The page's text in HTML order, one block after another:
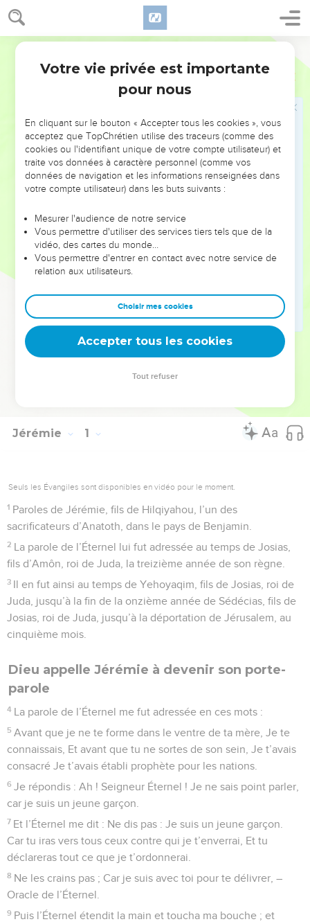
Jérémie Introduction
prophète est consulté à plusieurs reprises, sans doute dans
l’espoir de le faire changer de discours, mais son message
ne varie pas : il faut se soumettre aux Babyloniens (38.17-18).
Passant pour un traître (37.13), il est plusieurs fois
Après la chute de Jérusalem, en 586, et la déportation de la
majorité de sa population, Nabuchodonosor nomme
Guedalia comme gouverneur. Celui-ci est assassiné et,
contre l’avis de Jérémie, les Judéens s’enfuient en Egypte.
Emmené de force, le prophète y dénoncera l’idolâtrie
persistante de ses compatriotes (ch.44).
Cependant, il y a une espérance (31.17) : le cœur de
l’homme, « tortueux et incurable » (17.9), sera guéri. Dieu
conclura une nouvelle alliance avec le peuple : lors de cette
« réforme », il inscrira la Loi même dans le cœur de ses
au moyen du pardon des péchés (31.34), grâce à celui qui
dira un jour : « Cette coupe est la nouvelle alliance scellée
de mon sang » (1 Co 11.25).
permission. All rights reserved worldwide.
Jérémie 1
Seuls les Évangiles sont disponibles en vidéo pour le moment.
1 Paroles de Jérémie, fils de Hilqiyahou, l’un des
sacrificateurs d’Anatoth, dans le pays de Benjamin.
2 La parole de l’Éternel lui fut adressée au temps de Josias,
fils d’Amôn, roi de Juda, la treizième année de son règne.
3 Il en fut ainsi au temps de Yehoyaqim, fils de Josias, roi de
Juda, jusqu’à la fin de la onzième année de Sédécias, fils de
Josias, roi de Juda, jusqu’à la déportation de Jérusalem, au
cinquième mois.
Dieu appelle Jérémie à devenir son porte-
parole
4 La parole de l’Éternel me fut adressée en ces mots :
5 Avant que je ne te forme dans le ventre de ta mère, Je te
connaissais, Et avant que tu ne sortes de son sein, Je t’avais
consacré Je t’avais établi prophète pour les nations.
6 Je répondis : Ah ! Seigneur Éternel ! Je ne sais point parler,
car je suis un jeune garçon.
7 Et l’Éternel me dit : Ne dis pas : Je suis un jeune garçon.
Car tu iras vers tous ceux contre qui je t’enverrai, Et tu
déclareras tout ce que je t’ordonnerai.
8 Ne les crains pas ; Car je suis avec toi pour te délivrer, –
Oracle de l’Éternel.
9 Puis l’Éternel étendit la main et toucha ma bouche ; et
Votre vie privée est importante
pour nous
En cliquant sur le bouton « Accepter tous les cookies », vous
acceptez que TopChrétien utilise des traceurs (comme des
cookies ou l'identifiant unique de votre compte utilisateur) et
traite vos données à caractère personnel (comme vos
données de navigation et les informations renseignées dans
votre compte utilisateur) dans les buts suivants :
Mesurer l'audience de notre service
Vous permettre d'utiliser des services tiers tels que de la
vidéo, des cartes du monde…
Vous permettre d'entrer en contact avec notre service de
relation aux utilisateurs.
Choisir mes cookies
Accepter tous les cookies
Tout refuser